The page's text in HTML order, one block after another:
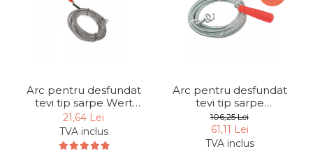
Arc pentru desfundat
tevi tip sarpe Wert
4803, 3 m, Ø9 mm
21,64 Lei
TVA inclus
Arc pentru desfundat
tevi tip sarpe
Mannesmann 49910, 10
m, Ø9 mm
106,25 Lei
61,11 Lei
TVA inclus